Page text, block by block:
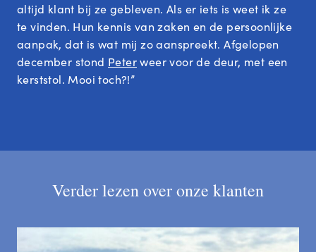
altijd klant bij ze gebleven. Als er iets is weet ik ze
te vinden. Hun kennis van zaken en de persoonlijke
aanpak, dat is wat mij zo aanspreekt. Afgelopen
december stond Peterweer voor de deur, met een
kerststol. Mooi toch?!”
Verder lezen over onze klanten